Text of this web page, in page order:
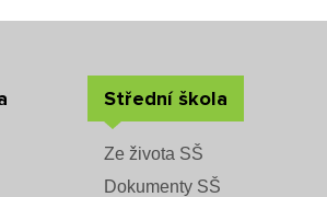
ve škole
Střední škola
Ze života SŠ
Dokumenty SŠ